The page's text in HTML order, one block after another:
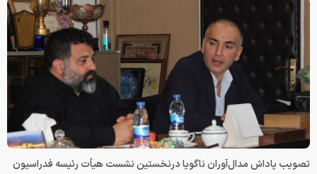
تصویب پاداش مدال‌آوران ناگویا درنخستین نشست هیأت رئیسه فدراسیون